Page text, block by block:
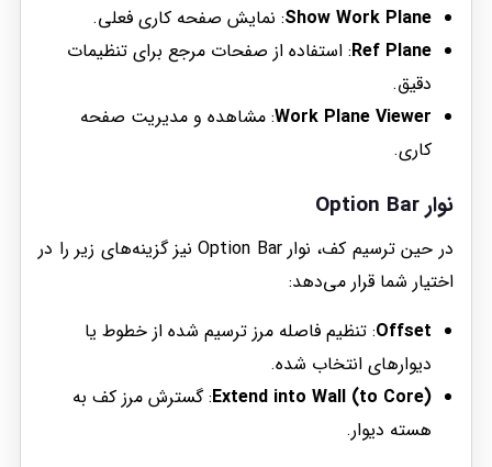
Show Work Plane: نمایش صفحه کاری فعلی.
Ref Plane: استفاده از صفحات مرجع برای تنظیمات
دقیق.
Work Plane Viewer: مشاهده و مدیریت صفحه
کاری.
نوار Option Bar
در حین ترسیم کف، نوار Option Bar نیز گزینه‌های زیر را در
اختیار شما قرار می‌دهد:
Offset: تنظیم فاصله مرز ترسیم شده از خطوط یا
دیوارهای انتخاب شده.
Extend into Wall (to Core): گسترش مرز کف به
هسته دیوار.